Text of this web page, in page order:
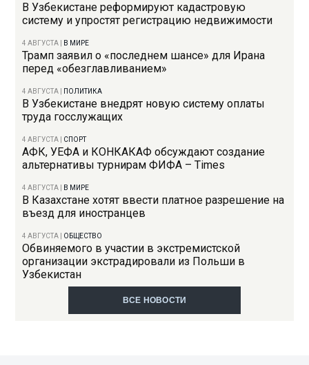
В Узбекистане реформируют кадастровую
систему и упростят регистрацию недвижимости
4 АВГУСТА В МИРЕ
Трамп заявил о «последнем шансе» для Ирана
перед «обезглавливанием»
4 АВГУСТА ПОЛИТИКА
В Узбекистане внедрят новую систему оплаты
труда госслужащих
4 АВГУСТА СПОРТ
АФК, УЕФА и КОНКАКАФ обсуждают создание
альтернативы турнирам ФИФА – Times
4 АВГУСТА В МИРЕ
В Казахстане хотят ввести платное разрешение на
въезд для иностранцев
4 АВГУСТА ОБЩЕСТВО
Обвиняемого в участии в экстремистской
организации экстрадировали из Польши в
Узбекистан
ВСЕ НОВОСТИ